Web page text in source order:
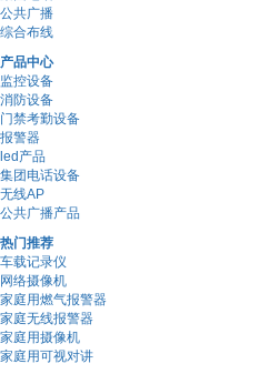
公共广播
综合布线
产品中心
监控设备
消防设备
门禁考勤设备
报警器
led产品
集团电话设备
无线AP
公共广播产品
热门推荐
车载记录仪
网络摄像机
家庭用燃气报警器
家庭无线报警器
家庭用摄像机
家庭用可视对讲